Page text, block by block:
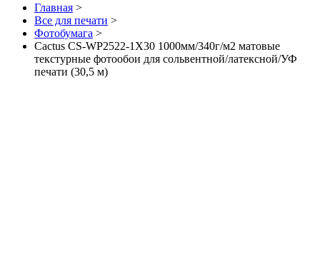
Главная >
Все для печати >
Фотобумага >
Cactus CS-WP2522-1X30 1000мм/340г/м2 матовые
текстурные фотообои для сольвентной/латексной/УФ
печати (30,5 м)